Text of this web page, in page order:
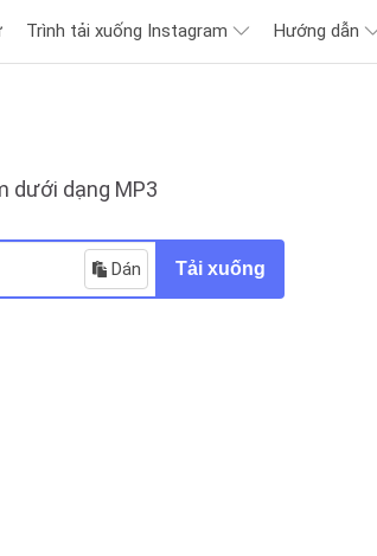
Trình tải xuống Instagram Hướng dẫn
dưới dạng MP3
Dán Tải xuống